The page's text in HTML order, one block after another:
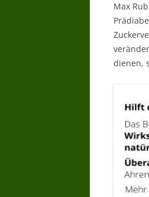
Max
dienen,